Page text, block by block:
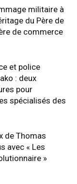
militaire à
du Père de
de commerce
et police
: deux
pour
spécialisés des
de Thomas
avec « Les
»